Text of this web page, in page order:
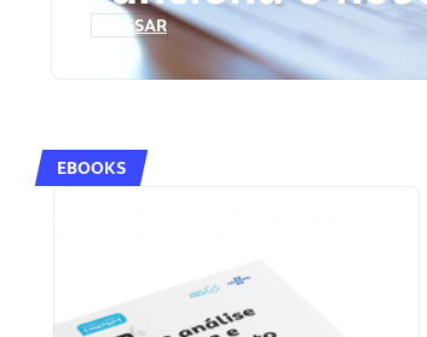
ACESSAR
EBOOKS